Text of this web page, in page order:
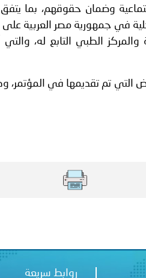
وضمان حقوقهم، بما
في جمهورية مصر العربية على
والمركز الطبي التابع له،
التي تم تقديمها في المؤتمر،
روابط سريعة